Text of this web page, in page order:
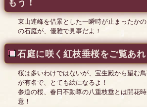
東山連峰を借景とした一瞬時が止まったか
の石庭が、優雅で見事だよ！
石庭に咲く紅枝垂桜をご覧あれ
桜は多いわけではないが、宝生殿から望む
が有名で、とても絵になるよ！
参道の桜、春日不動尊の八重枝垂とは開花
意！